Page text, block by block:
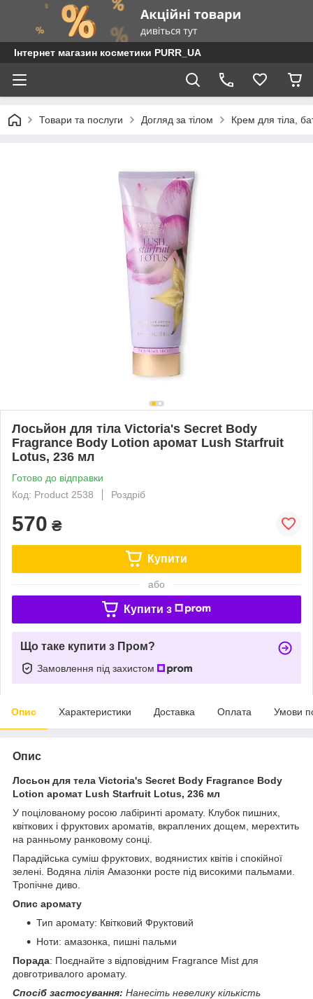
Інтернет магазин косметики PURR_UA
Товари та послуги Догляд за тілом Крем для тіла,
Лосьйон для тіла Victoria's Secret Body
Fragrance Body Lotion аромат Lush Starfruit
Lotus, 236 мл
Готово до відправки
Код: Product 2538
Роздріб
570 ₴
Купити
або
Купити з
Що таке купити з Пром?
Замовлення під захистом
Опис Характеристики Доставка Оплата Умови
Опис
Лосьон для тела Victoria's Secret Body Fragrance Body
Lotion аромат Lush Starfruit Lotus, 236 мл
У поцілованому росою лабіринті аромату. Клубок пишних,
квіткових і фруктових ароматів, вкраплених дощем, мерехтить
на ранньому ранковому сонці.
Парадійська суміш фруктових, водянистих квітів і спокійної
зелені. Водяна лілія Амазонки росте під високими пальмами.
Тропічне диво.
Опис аромату
Тип аромату: Квітковий Фруктовий
Ноти: амазонка, пишні пальми
Порада: Поєднайте з відповідним Fragrance Mist для
довготривалого аромату.
Спосіб застосування: Нанесіть невелику кількість